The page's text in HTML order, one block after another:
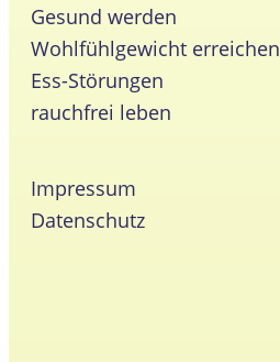
Gesund werden
Wohlfühlgewicht erreichen
Ess-Störungen
rauchfrei leben
Impressum
Datenschutz